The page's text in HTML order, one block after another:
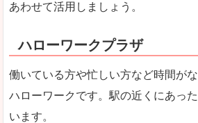
あわせて活用しましょう。
ハローワークプラザ
働いている方や忙しい方など時間が
ハローワークです。駅の近くにあっ
います。